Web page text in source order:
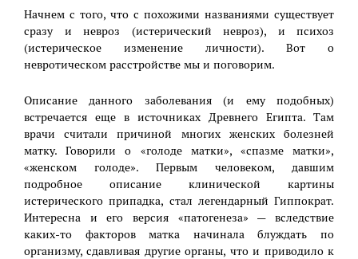
Начнем с того, что с похожими названиями существует
сразу и невроз (истерический невроз), и психоз
(истерическое изменение личности). Вот о
невротическом расстройстве мы и поговорим.
Описание данного заболевания (и ему подобных)
встречается еще в источниках Древнего Египта. Там
врачи считали причиной многих женских болезней
матку. Говорили о «голоде матки», «спазме матки»,
«женском голоде». Первым человеком, давшим
подробное описание клинической картины
истерического припадка, стал легендарный Гиппократ.
Интересна и его версия «патогенеза» — вследствие
каких-то факторов матка начинала блуждать по
организму, сдавливая другие органы, что и приводило к